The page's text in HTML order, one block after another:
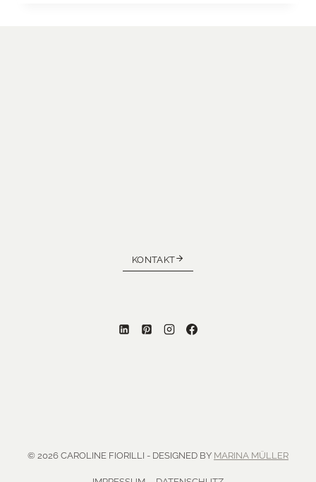
KONTAKT
© 2026 CAROLINE FIORILLI - DESIGNED BY MARINA MÜLLER